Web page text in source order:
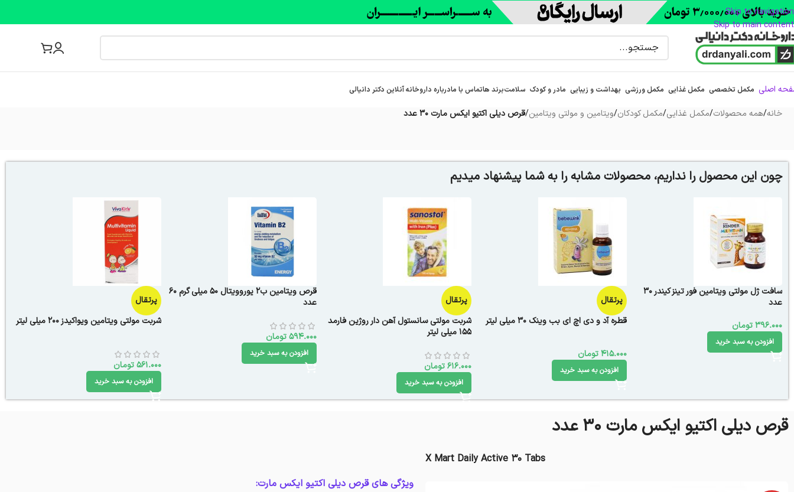
Skip to navigation
Skip to main content
اصلی مکمل تخصصی مکمل غذایی مکمل ورزشی بهداشت و زیبایی مادر و کودک سلامتبرند هاتماس با مادرباره‌ داروخانه آنلاین دکتر دانیالی
خانه/همه محصولات/مکمل غذایی/مکمل کودکان/ویتامین و مولتی ویتامین/قرص دیلی اکتیو ایکس مارت 30 عدد
چون این محصول را نداریم، محصولات مشابه را به شما پیشنهاد میدیم
سافت ژل مولتی ويتامين فور تينز كيندر 30
عدد
396.000تومان
افزودن به سبد خرید
پرتقال
قطره آد و دی اچ ای بب وینک 30 میلی لیتر
415.000 تومان
افزودن به سبد خرید
پرتقال
شربت مولتی سانستول آهن دار روژین فارمد
155 میلی لیتر
616.000 تومان
افزودن به سبد خرید
قرص ویتامین ب2 یوروویتال 50 میلی گرم 60
عدد
594.000 تومان
افزودن به سبد خرید
پرتقال
شربت مولتی ویتامین ویواکیدز 200 میلی لیتر
561.000تومان
افزودن به سبد خرید
قرص دیلی اکتیو ایکس مارت 30 عدد
X Mart Daily Active 30 Tabs
ویژگی های قرص دیلی اکتیو ایکس مارت: